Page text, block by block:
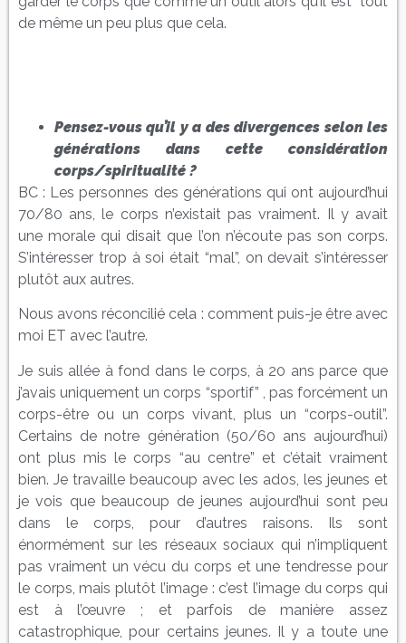
de même un peu plus que cela.
Pensez-vous qu’il y a des divergences selon les
générations dans cette considération
corps/spiritualité ?
BC : Les personnes des générations qui ont aujourd’hui
70/80 ans, le corps n’existait pas vraiment. Il y avait
une morale qui disait que l’on n’écoute pas son corps.
S’intéresser trop à soi était “mal”, on devait s’intéresser
plutôt aux autres.
Nous avons réconcilié cela : comment puis-je être avec
moi ET avec l’autre.
Je suis allée à fond dans le corps, à 20 ans parce que
j’avais uniquement un corps “sportif” , pas forcément un
corps-être ou un corps vivant, plus un “corps-outil”.
Certains de notre génération (50/60 ans aujourd’hui)
ont plus mis le corps “au centre” et c’était vraiment
bien. Je travaille beaucoup avec les ados, les jeunes et
je vois que beaucoup de jeunes aujourd’hui sont peu
dans le corps, pour d’autres raisons. Ils sont
énormément sur les réseaux sociaux qui n’impliquent
pas vraiment un vécu du corps et une tendresse pour
le corps, mais plutôt l’image : c’est l’image du corps qui
est à l’œuvre ; et parfois de manière assez
catastrophique, pour certains jeunes. Il y a toute une